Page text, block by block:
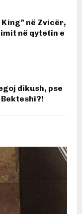
në Zvicër,
në qytetin e
dikush, pse